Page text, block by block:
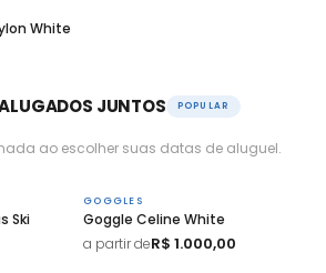
White
JUNTOS POPULAR
ao escolher suas datas de aluguel.
Ski
GOGGLES
Goggle Celine White
a partir deR$ 1.000,00